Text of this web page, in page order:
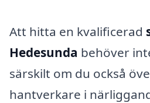
Att hitta en kvalificerad
Hedesunda behöver
särskilt om du också
hantverkare i